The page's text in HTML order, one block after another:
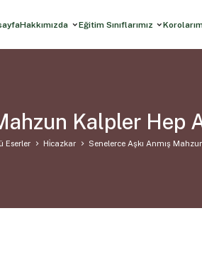
Hakkımızda Eğitim Sınıflarımız
Kalpler Hep
Eserler Hi̇cazkar Senelerce Aşkı Anmış